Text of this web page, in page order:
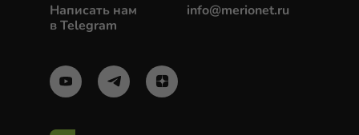
Написать нам
в Telegram
info@merionet.ru